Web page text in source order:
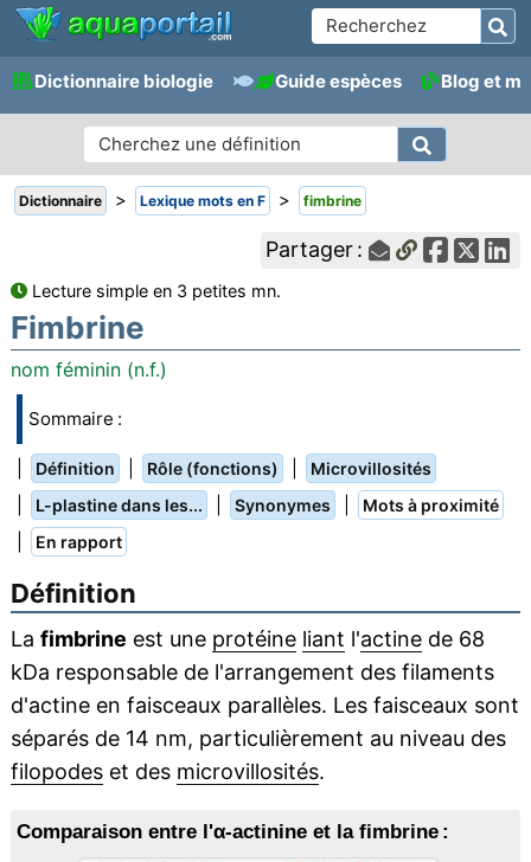
Dictionnaire biologie Guide espèces Blog et
Dictionnaire > Lexique mots en F > fimbrine
Partager :
Lecture simple en 3 petites mn.
Fimbrine
nom féminin (n.f.)
Sommaire :
Définition Rôle (fonctions) Microvillosités
L-plastine dans les... Synonymes Mots à proximité
En rapport
Définition
La fimbrine est une protéine liant l'actinede 68
kDa responsable de l'arrangement des filaments
d'actine en faisceaux parallèles. Les faisceaux sont
séparés de 14 nm, particulièrement au niveau des
filopodeset des microvillosités.
Comparaison entre l'α-actinine et la fimbrine :